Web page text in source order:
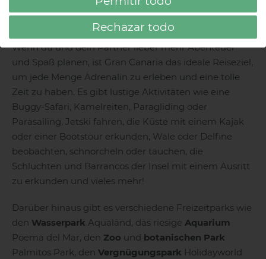
Wenn du und dein Partner lieber mehr Abenteuer
und Spaß planen, ist Gran Canaria das ideale Reiseziel,
um jede Menge Adrenalin zu erleben und eine tolle
Zeit zu haben. Es gibt lustige Aktivitäten wie eine
Buggy-Safari, Kamelreiten, Paragliding oder
Parasailing, Jetski fahren, die Küste mit einem Kajak
oder einer Bootstour erkunden, Wale oder Delfine
beobachten, schnorcheln oder tauchen, die
Schluchten und Barrancos der Insel mit einem Ausritt
zu erkunden und vieles mehr!
Darüber hinaus gibt es verschiedene Freizeitparks wie
den Wasserpark Aqualand, das riesige Aquarium
Poema del Mar, den Zoo und botanischen Park
Palmitos Park, den Vergnügungspark Holidayworld
Rechazar todo